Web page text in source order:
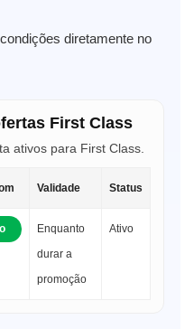
diretamente no
First Class
ativos para First Class.
Validade Status
Enquanto
durar a
promoção
Ativo